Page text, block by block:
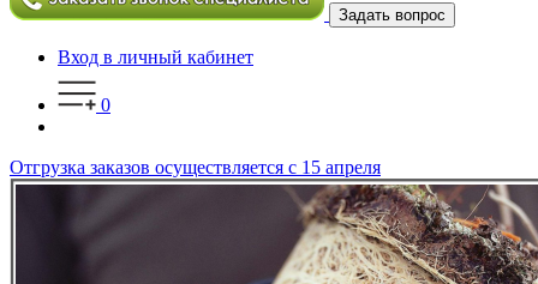
Задать вопрос
Вход в личный кабинет
0
Отгрузка заказов осуществляется с 15 апреля